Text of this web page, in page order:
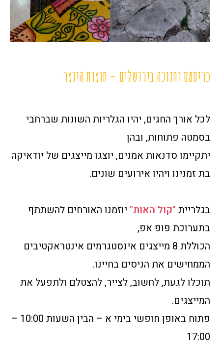
כריסמס וחנוכה בירושלים – חוצות היוצר
לכל אורך החגים, יהיו הגלריות השונות שברחבי
בסמטה פתוחות, ובהן
יתקיימו סדנאות אמנים, יוצגו מייצגים של יודאיקה
בת זמנינו ויהיו אירועים שונים.
בגלריית "קול האות" יוזמנו האורחים להשתתף
בתערוכת פופ אפ,
הכוללת 8 מייצגים אינסטגרמים אינטראקטיבים
הממחישים את הניסים בחיינו.
תוכלו לגעת, לחשוב, לצייר, להצטלם ולתפעל את
המייצגים.
פתוח באופן חופשי בימי א – הבין השעות 10:00 –
17:00